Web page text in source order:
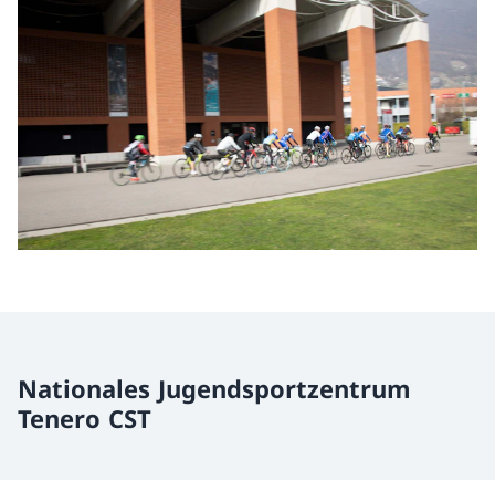
Nationales Jugendsportzentrum
Tenero CST